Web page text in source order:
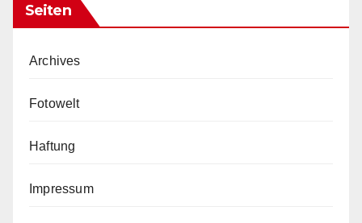
Seiten
Archives
Fotowelt
Haftung
Impressum